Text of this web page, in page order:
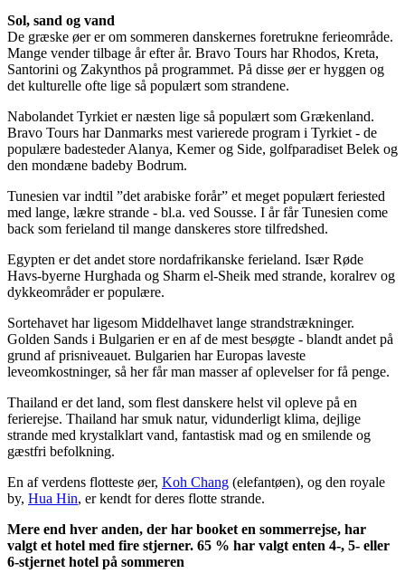
Sol, sand og vand
De græske øer er om sommeren danskernes foretrukne ferieområde.
Mange vender tilbage år efter år. Bravo Tours har Rhodos, Kreta,
Santorini og Zakynthos på programmet. På disse øer er hyggen og
det kulturelle ofte lige så populært som strandene.
Nabolandet Tyrkiet er næsten lige så populært som Grækenland.
Bravo Tours har Danmarks mest varierede program i Tyrkiet - de
populære badesteder Alanya, Kemer og Side, golfparadiset Belek og
den mondæne badeby Bodrum.
Tunesien var indtil ”det arabiske forår” et meget populært feriested
med lange, lækre strande - bl.a. ved Sousse. I år får Tunesien come
back som ferieland til mange danskeres store tilfredshed.
Egypten er det andet store nordafrikanske ferieland. Især Røde
Havs-byerne Hurghada og Sharm el-Sheik med strande, koralrev og
dykkeområder er populære.
Sortehavet har ligesom Middelhavet lange strandstrækninger.
Golden Sands i Bulgarien er en af de mest besøgte - blandt andet på
grund af prisniveauet. Bulgarien har Europas laveste
leveomkostninger, så her får man masser af oplevelser for få penge.
Thailand er det land, som flest danskere helst vil opleve på en
ferierejse. Thailand har smuk natur, vidunderligt klima, dejlige
strande med krystalklart vand, fantastisk mad og en smilende og
gæstfri befolkning.
En af verdens flotteste øer, Koh Chang (elefantøen), og den royale
by, Hua Hin, er kendt for deres flotte strande.
Mere end hver anden, der har booket en sommerrejse, har
valgt et hotel med fire stjerner. 65 % har valgt enten 4-, 5- eller
6-stjernet hotel på sommeren